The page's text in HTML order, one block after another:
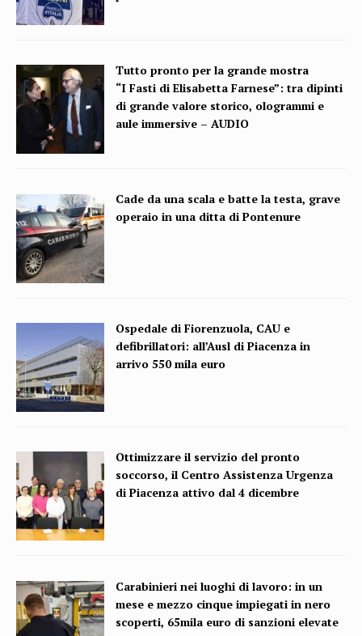
Tutto pronto per la grande mostra
“I Fasti di Elisabetta Farnese”: tra dipinti
di grande valore storico, ologrammi e
aule immersive – AUDIO
Cade da una scala e batte la testa, grave
operaio in una ditta di Pontenure
Ospedale di Fiorenzuola, CAU e
defibrillatori: all’Ausl di Piacenza in
arrivo 550 mila euro
Ottimizzare il servizio del pronto
soccorso, il Centro Assistenza Urgenza
di Piacenza attivo dal 4 dicembre
Carabinieri nei luoghi di lavoro: in un
mese e mezzo cinque impiegati in nero
scoperti, 65mila euro di sanzioni elevate